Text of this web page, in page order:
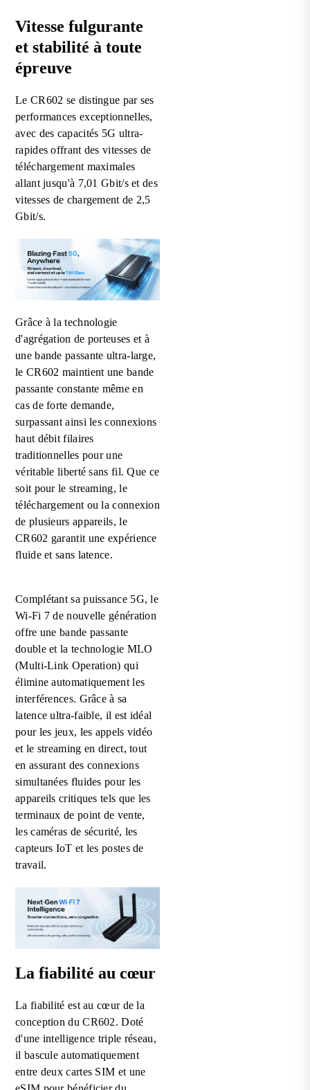
Vitesse fulgurante
et stabilité à toute
épreuve
Le CR602 se distingue par ses
performances exceptionnelles,
avec des capacités 5G ultra-
rapides offrant des vitesses de
téléchargement maximales
allant jusqu'à 7,01 Gbit/s et des
vitesses de chargement de 2,5
Gbit/s.
Grâce à la technologie
d'agrégation de porteuses et à
une bande passante ultra-large,
le CR602 maintient une bande
passante constante même en
cas de forte demande,
surpassant ainsi les connexions
haut débit filaires
traditionnelles pour une
véritable liberté sans fil. Que ce
soit pour le streaming, le
téléchargement ou la connexion
de plusieurs appareils, le
CR602 garantit une expérience
fluide et sans latence.
Complétant sa puissance 5G, le
Wi-Fi 7 de nouvelle génération
offre une bande passante
double et la technologie MLO
(Multi-Link Operation) qui
élimine automatiquement les
interférences. Grâce à sa
latence ultra-faible, il est idéal
pour les jeux, les appels vidéo
et le streaming en direct, tout
en assurant des connexions
simultanées fluides pour les
appareils critiques tels que les
terminaux de point de vente,
les caméras de sécurité, les
capteurs IoT et les postes de
travail.
La fiabilité au cœur
La fiabilité est au cœur de la
conception du CR602. Doté
d'une intelligence triple réseau,
il bascule automatiquement
entre deux cartes SIM et une